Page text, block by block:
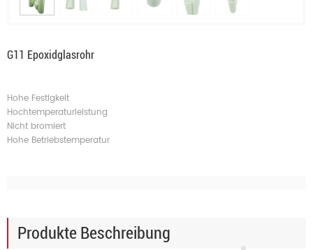
G11 Epoxidglasrohr
Hohe Festigkeit
Hochtemperaturleistung
Nicht bromiert
Hohe Betriebstemperatur
Produkte Beschreibung